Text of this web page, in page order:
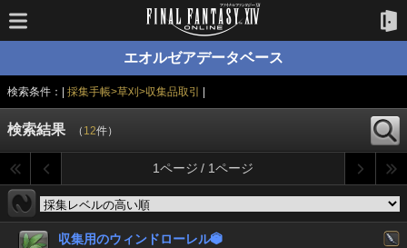
エオルゼアデータベース
検索条件：| 採集手帳>草刈>収集品取引
検索結果 （ 12件）
1ページ / 1ページ
収集用のウィンドローレル